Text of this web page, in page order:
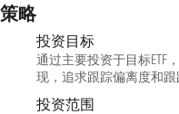
策略
投资目标
通过主要投资于目标ETF
现，追求跟踪偏离度和跟
投资范围